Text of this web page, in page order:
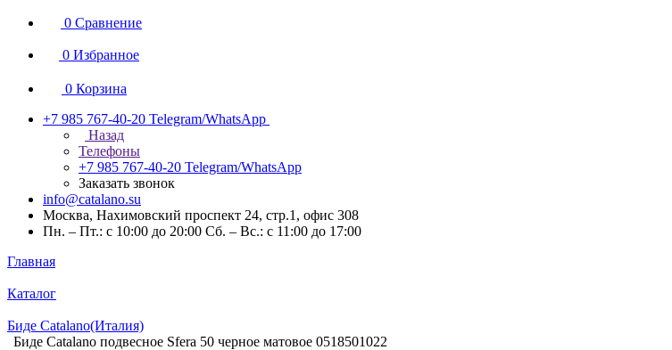
0 Сравнение
0 Избранное
0 Корзина
+7 985 767-40-20 Telegram/WhatsApp
Назад
Телефоны
+7 985 767-40-20 Telegram/WhatsApp
Заказать звонок
info@catalano.su
Москва, Нахимовский проспект 24, стр.1, офис 308
Пн. – Пт.: с 10:00 до 20:00 Сб. – Вс.: с 11:00 до 17:00
Главная
Каталог
Биде Catalano(Италия)
Биде Catalano подвесное Sfera 50 черное матовое 0518501022